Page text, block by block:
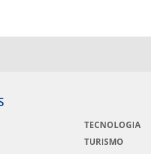
TECNOLOGIA
TURISMO